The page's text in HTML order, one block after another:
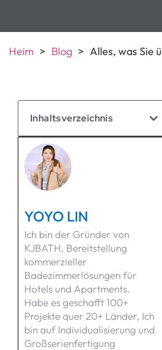
Heim > Blog > Alles, was Sie
Inhaltsverzeichnis
YOYO LIN
Ich bin der Gründer von
KJBATH, Bereitstellung
kommerzieller
Badezimmerlösungen für
Hotels und Apartments.
Habe es geschafft 100+
Projekte quer 20+ Länder, Ich
bin auf Individualisierung und
Großserienfertigung